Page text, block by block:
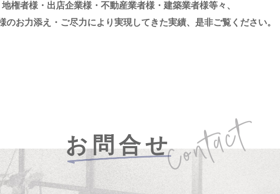
地権者様・出店企業様・不動産業者様・建築業者様等々、
のお力添え・ご尽力により実現してきた実績、是非ご覧ください。
お問合せ